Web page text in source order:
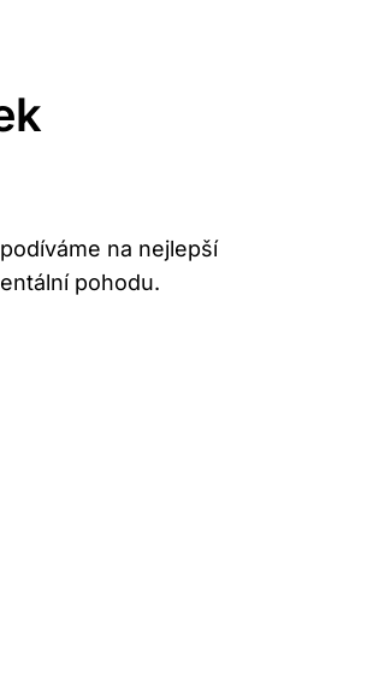
na nejlepší
pohodu.